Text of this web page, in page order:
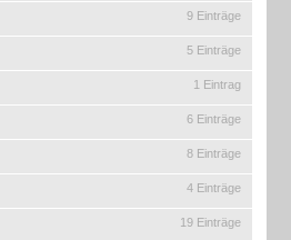
9 Einträge
5 Einträge
1 Eintrag
6 Einträge
8 Einträge
4 Einträge
19 Einträge